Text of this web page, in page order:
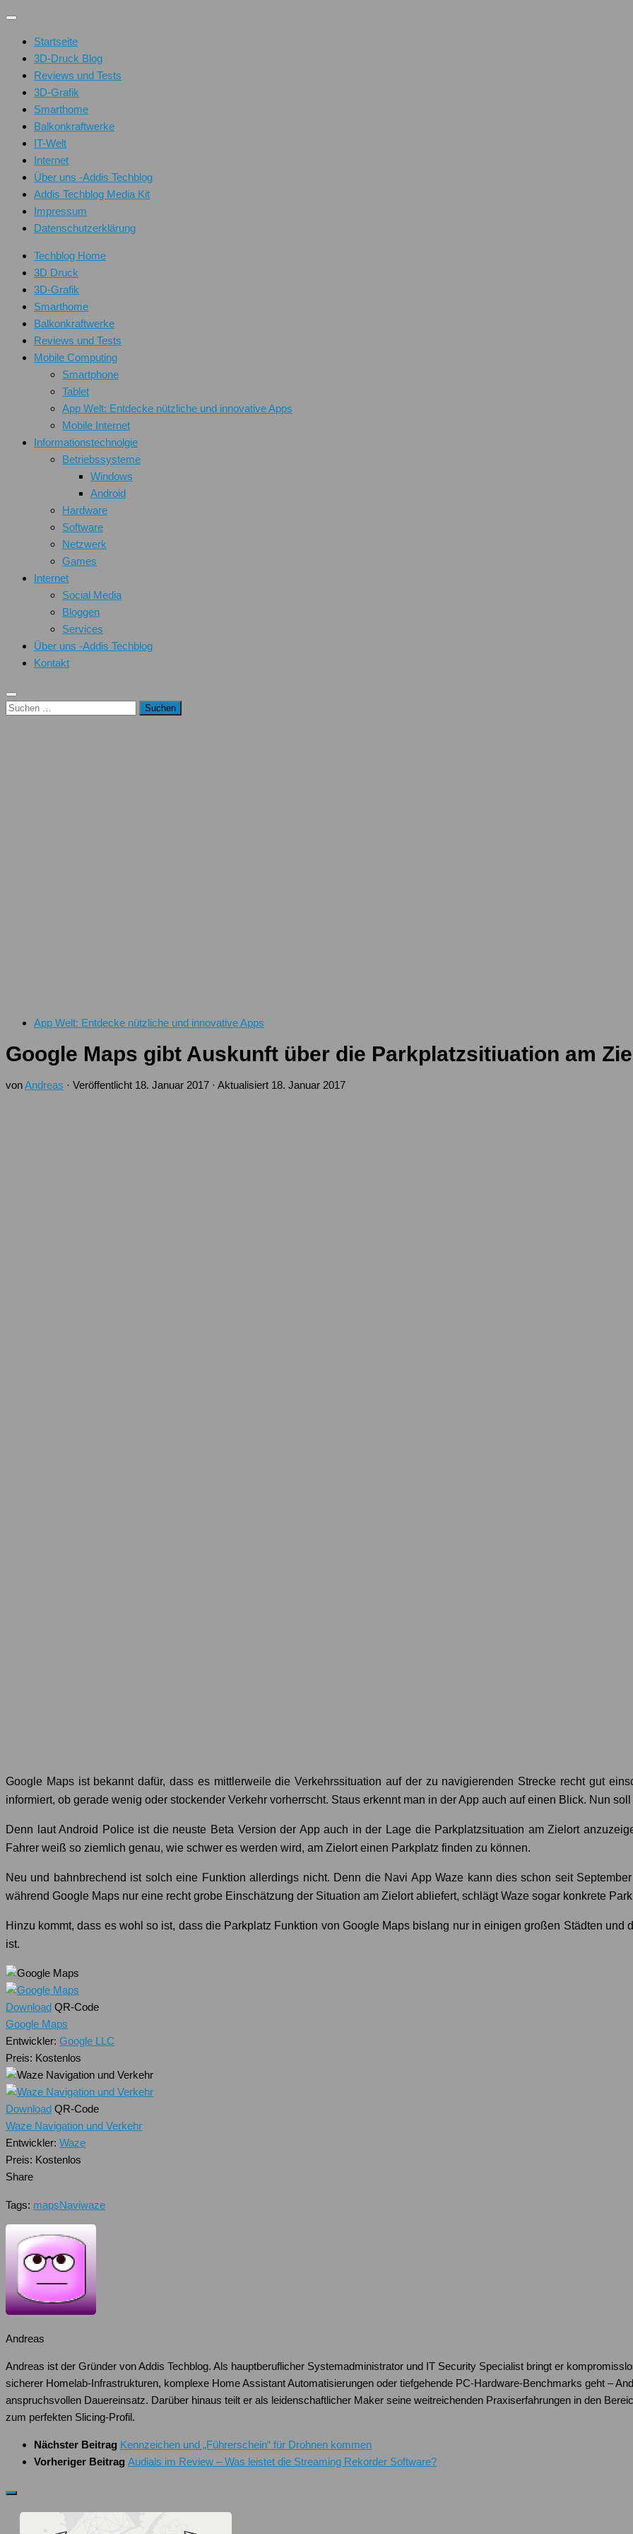
Unter
Inhalt
Startseite
3D-Druck Blog
Reviews und Tests
3D-Grafik
Smarthome
Balkonkraftwerke
IT-Welt
Internet
Über uns -Addis Techblog
Addis Techblog Media Kit
Impressum
Datenschutzerklärung
Techblog Home
3D Druck
3D-Grafik
Smarthome
Balkonkraftwerke
Reviews und Tests
Mobile Computing
Smartphone
Tablet
App Welt: Entdecke nützliche und innovative Apps
Mobile Internet
Informationstechnolgie
Betriebssysteme
Windows
Android
Hardware
Software
Netzwerk
Games
Internet
Social Media
Bloggen
Services
Über uns -Addis Techblog
Kontakt
Suchen
App Welt: Entdecke nützliche und innovative Apps
Google Maps gibt Auskunft über die Parkplatzsitiuation am
vonAndreas · Veröffentlicht 18. Januar 2017 · Aktualisiert 18. Januar 2017
Google Maps ist bekannt dafür, dass es mittlerweile die Verkehrssituation auf der zu navigierenden Strecke recht gut
informiert, ob gerade wenig oder stockender Verkehr vorherrscht. Staus erkennt man in der App auch auf einen Blick. Nun
Denn laut Android Police ist die neuste Beta Version der App auch in der Lage die Parkplatzsituation am Zielort
Fahrer weiß so ziemlich genau, wie schwer es werden wird, am Zielort einen Parkplatz finden zu können.
Neu und bahnbrechend ist solch eine Funktion allerdings nicht. Denn die Navi App Waze kann dies schon seit
während Google Maps nur eine recht grobe Einschätzung der Situation am Zielort abliefert, schlägt Waze sogar konkrete
Hinzu kommt, dass es wohl so ist, dass die Parkplatz Funktion von Google Maps bislang nur in einigen großen Städten
ist.
Download QR-Code
Google Maps
Entwickler: Google LLC
Preis: Kostenlos
Download QR-Code
Waze Navigation und Verkehr
Entwickler: Waze
Preis: Kostenlos
Share
Tags: mapsNaviwaze
Andreas
Andreas ist der Gründer von Addis Techblog. Als hauptberuflicher Systemadministrator und IT Security Specialist bringt er
sicherer Homelab-Infrastrukturen, komplexe Home Assistant Automatisierungen oder tiefgehende PC-Hardware-Benchmarks geht –
anspruchsvollen Dauereinsatz. Darüber hinaus teilt er als leidenschaftlicher Maker seine weitreichenden Praxiserfahrungen in den
zum perfekten Slicing-Profil.
Nächster Beitrag Kennzeichen und „Führerschein“ für Drohnen kommen
Vorheriger Beitrag Audials im Review – Was leistet die Streaming Rekorder Software?